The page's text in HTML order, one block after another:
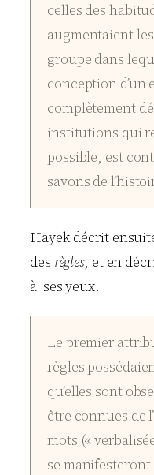
celles des
augmentaient
groupe dans
conception d’un
complètement
institutions qui
possible, est
savons de
Hayekdécrit
des règles, et en
à ses yeux.
Le premier
règles
qu’elles sont
être connues de
mots («
se